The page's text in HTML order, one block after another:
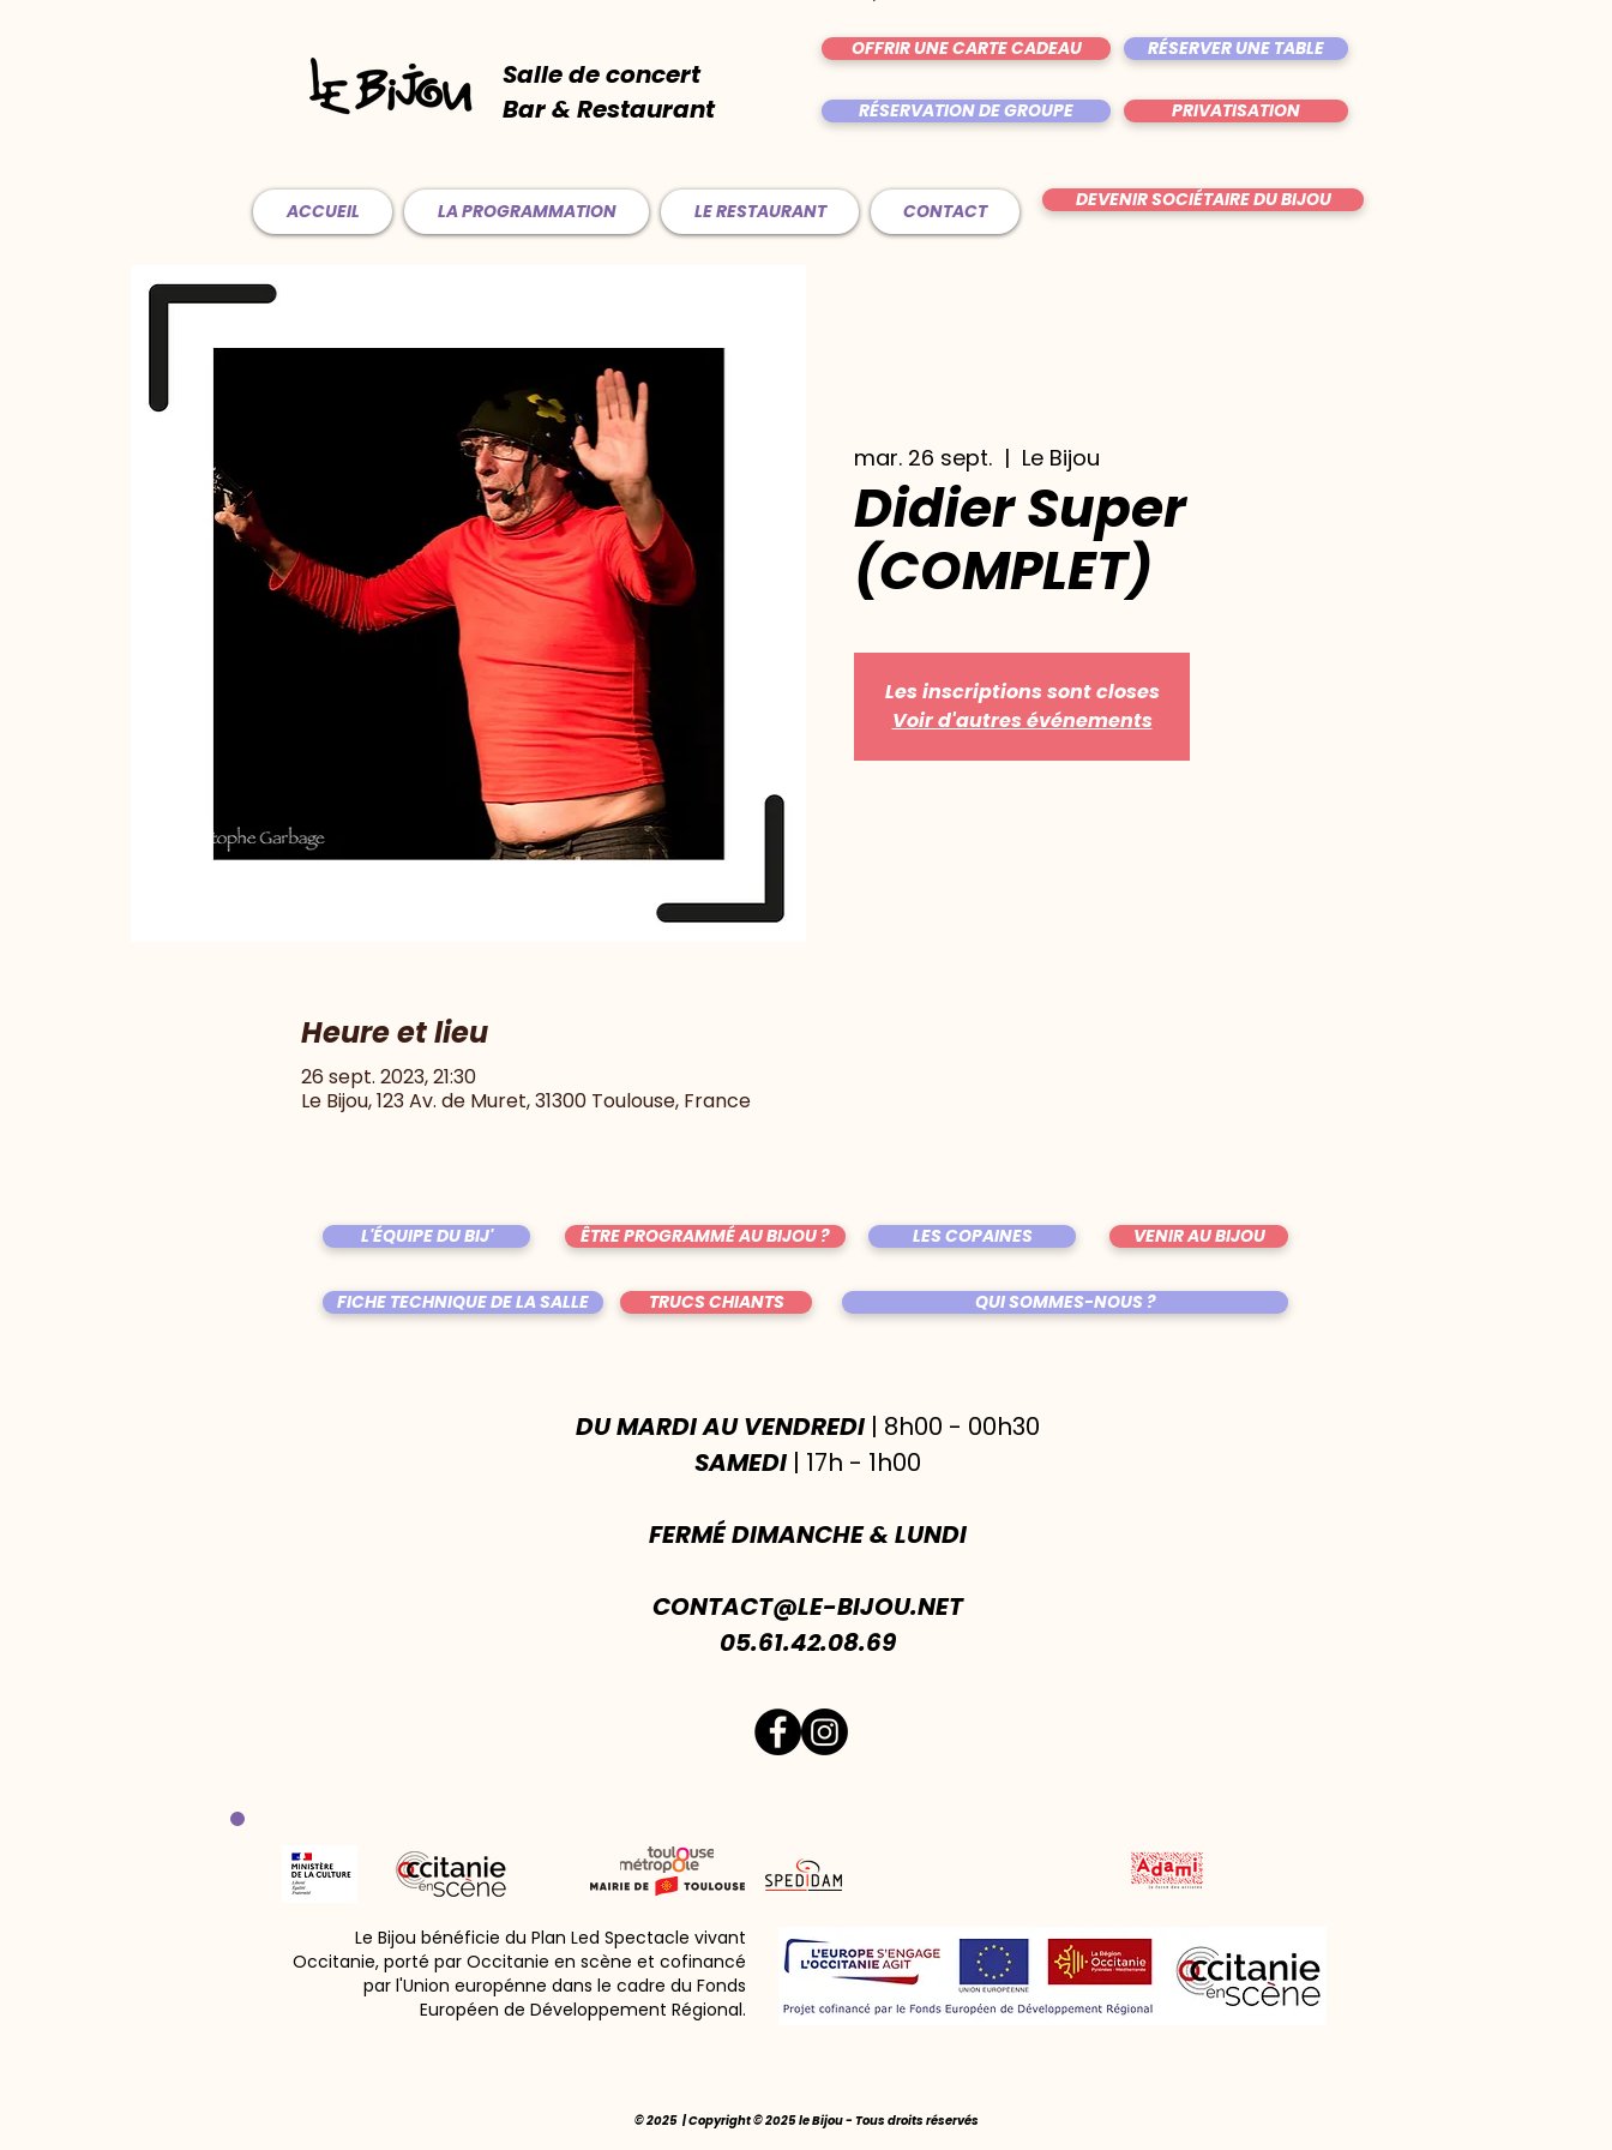
Salle de concert
Bar & Restaurant
OFFRIR UNE CARTE CADEAU RÉSERVER UNE TABLE
RÉSERVATION DE GROUPE PRIVATISATION
ACCUEIL LA PROGRAMMATION LE RESTAURANT CONTACT DEVENIR SOCIÉTAIRE DU BIJOU
mar. 26 sept.
  |
Le Bijou
Didier Super
(COMPLET)
Les inscriptions sont closes
Voir d'autres événements
Heure et lieu
26 sept. 2023, 21:30
Le Bijou, 123 Av. de Muret, 31300 Toulouse, France
L'ÉQUIPE DU BIJ' ÊTRE PROGRAMMÉ AU BIJOU ? LES COPAINES VENIR AU BIJOU
FICHE TECHNIQUE DE LA SALLE TRUCS CHIANTS QUI SOMMES-NOUS ?
DU MARDI AU VENDREDI| 8h00 - 00h30
SAMEDI| 17h - 1h00
FERMÉ DIMANCHE & LUNDI
CONTACT@LE-BIJOU.NET
05.61.42.08.69
Le Bijou bénéficie du Plan Led Spectacle vivant
Occitanie, porté par Occitanie en scène et cofinancé
par l'Union europénne dans le cadre du Fonds
Européen de Développement Régional.
© 2025 | Copyright © 2025 le Bijou - Tous droits réservés